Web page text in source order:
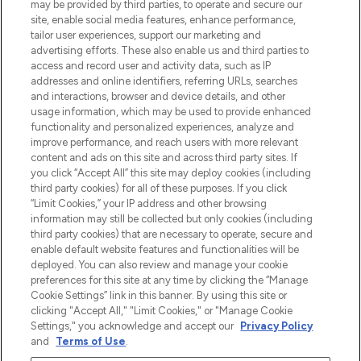
beste huidverzorging, haarproducten en
make-up van meer dan 200 topmerken.
Shop online of via de app, met gratis
verzending vanaf €40.
Cookie-toestemming
Do Not Sell or Share My Personal
Information
HELP & INFORMATIE
BEDRIJFSINFORMATIE
OVER LOOKFANTASTIC
may be provided by third parties, to operate and secure our
site, enable social media features, enhance performance,
tailor user experiences, support our marketing and
advertising efforts. These also enable us and third parties to
access and record user and activity data, such as IP
addresses and online identifiers, referring URLs, searches
and interactions, browser and device details, and other
usage information, which may be used to provide enhanced
functionality and personalized experiences, analyze and
improve performance, and reach users with more relevant
content and ads on this site and across third party sites. If
you click “Accept All” this site may deploy cookies (including
third party cookies) for all of these purposes. If you click
“Limit Cookies,” your IP address and other browsing
information may still be collected but only cookies (including
third party cookies) that are necessary to operate, secure and
enable default website features and functionalities will be
deployed. You can also review and manage your cookie
preferences for this site at any time by clicking the “Manage
Cookie Settings” link in this banner. By using this site or
clicking "Accept All," "Limit Cookies," or "Manage Cookie
Settings," you acknowledge and accept our Privacy Policy
and
Terms of Use.